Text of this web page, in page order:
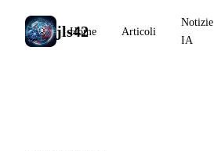
jls42
Home Articoli
Notizie
IA